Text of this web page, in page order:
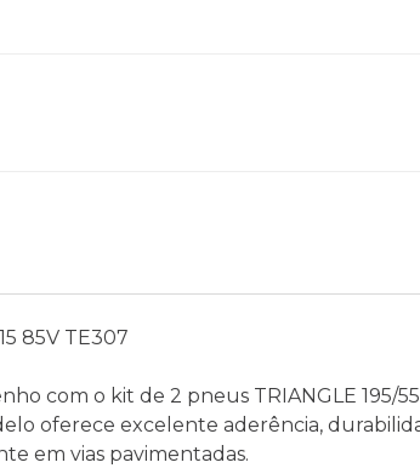
85V TE307
com o kit de 2 pneus TRIANGLE 195/
oferece excelente aderência,
em vias pavimentadas.